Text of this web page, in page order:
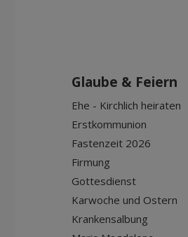
Glaube & Feiern
Ehe - Kirchlich heiraten
Erstkommunion
Fastenzeit 2026
Firmung
Gottesdienst
Karwoche und Ostern
Krankensalbung